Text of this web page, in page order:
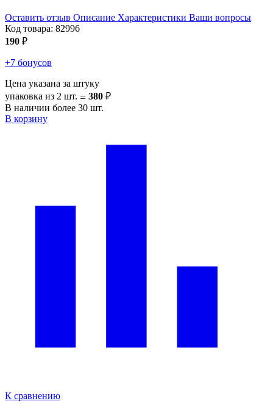
Оставить отзыв Описание Характеристики Ваши вопросы
Код товара: 82996
190 ₽
+7 бонусов
Цена указана за штуку
упаковка из 2 шт. = 380 ₽
В наличии более 30 шт.
В корзину
К сравнению